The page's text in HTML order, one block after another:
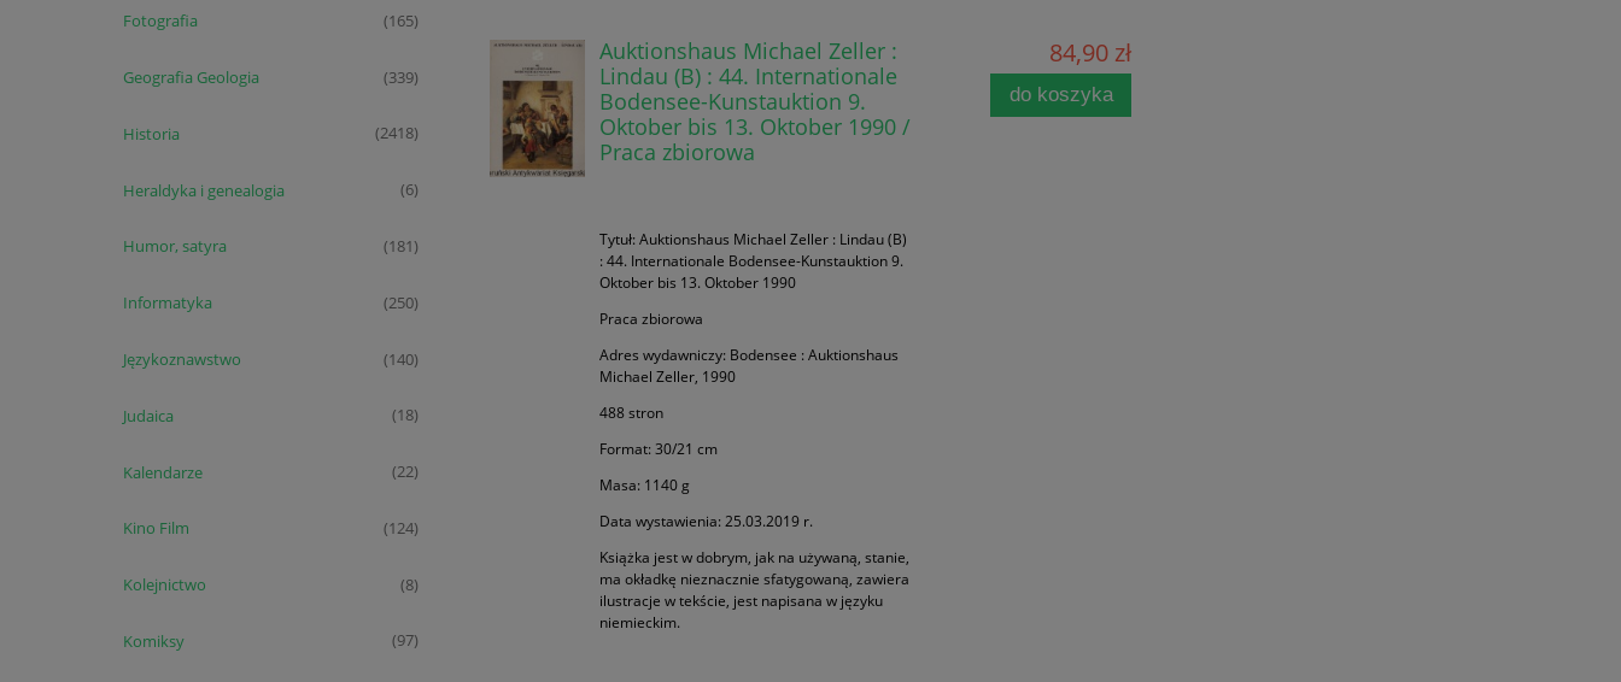
Fotografia (165)
Geografia Geologia (339)
Historia (2418)
Heraldyka i genealogia (6)
Humor, satyra (181)
Informatyka (250)
Językoznawstwo (140)
Judaica (18)
Kalendarze (22)
Kino Film (124)
Kolejnictwo (8)
Komiksy (97)
Auktionshaus Michael Zeller :
Lindau (B) : 44. Internationale
Bodensee-Kunstauktion 9.
Oktober bis 13. Oktober 1990 /
Praca zbiorowa
Tytuł: Auktionshaus Michael Zeller : Lindau (B)
: 44. Internationale Bodensee-Kunstauktion 9.
Oktober bis 13. Oktober 1990
Praca zbiorowa
Adres wydawniczy: Bodensee : Auktionshaus
Michael Zeller, 1990
488 stron
Format: 30/21 cm
Masa: 1140 g
Data wystawienia: 25.03.2019 r.
Książka jest w dobrym, jak na używaną, stanie,
ma okładkę nieznacznie sfatygowaną, zawiera
ilustracje w tekście, jest napisana w języku
niemieckim.
84,90 zł
do koszyka